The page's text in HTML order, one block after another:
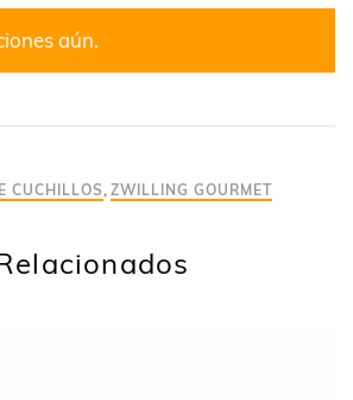
aún.
CUCHILLOS, ZWILLING GOURMET